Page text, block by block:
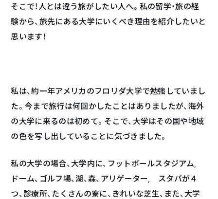
そこで！人とは違う旅がしたい人へ。私の留学・旅の経
験から、旅先にある大学にいくべき理由を紹介したいと
思います！
私は、約一年アメリカのフロリダ大学で勉強していまし
た。今まで旅行は何回かしたことはありましたが、海外
の大学に来るのは初めて。そこで、大学はその国や地域
の色を写し出していることに気づきました。
私の大学の場合、大学内に、フットボールスタジアム,
ドーム、ゴルフ場、湖、森、アリゲーター, スタバが４
つ、診療所、たくさんの寮に、きれいな芝生、また、大学